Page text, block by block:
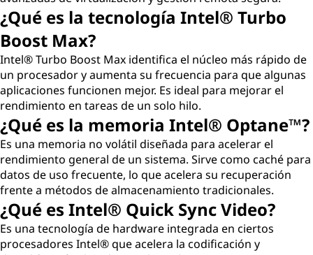
¿Qué es la tecnología Intel® Turbo
Boost Max?
Intel® Turbo Boost Max identifica el núcleo más rápido de
un procesador y aumenta su frecuencia para que algunas
aplicaciones funcionen mejor. Es ideal para mejorar el
rendimiento en tareas de un solo hilo.
¿Qué es la memoria Intel® Optane™?
Es una memoria no volátil diseñada para acelerar el
rendimiento general de un sistema. Sirve como caché para
datos de uso frecuente, lo que acelera su recuperación
frente a métodos de almacenamiento tradicionales.
¿Qué es Intel® Quick Sync Video?
Es una tecnología de hardware integrada en ciertos
procesadores Intel® que acelera la codificación y